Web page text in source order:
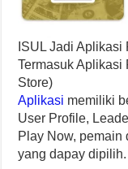
SU L Jadi Ap ikasi
TermasukAp ikasi
Store)
Aplikasi memiliki
User Profile,
Play Now, pemain
yang dapay dipilih.